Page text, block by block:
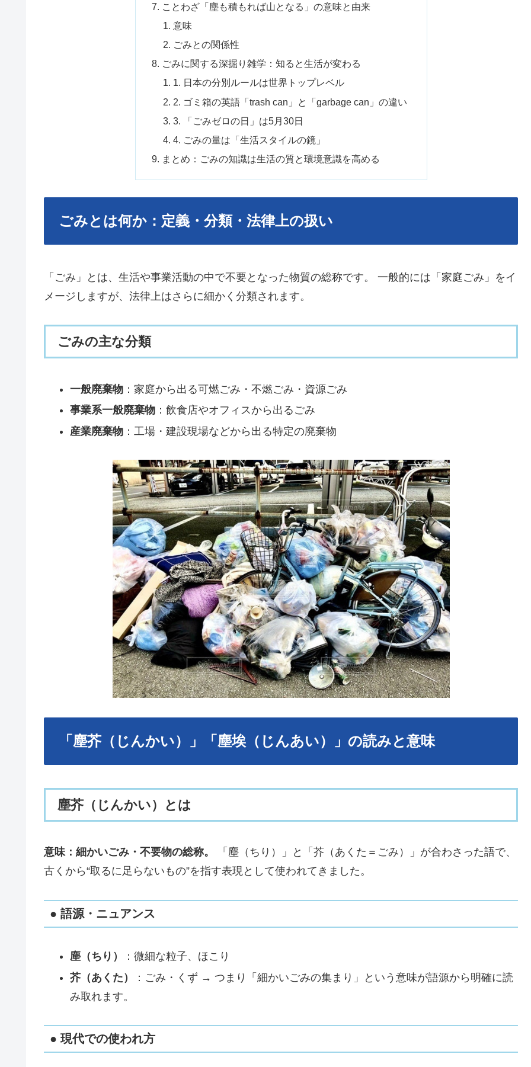
ことわざ「塵も積もれば山となる」の意味と由来
意味
ごみとの関係性
ごみに関する深掘り雑学：知ると生活が変わる
1. 日本の分別ルールは世界トップレベル
2. ゴミ箱の英語「trash can」と「garbage can」の違い
3. 「ごみゼロの日」は5月30日
4. ごみの量は「生活スタイルの鏡」
まとめ：ごみの知識は生活の質と環境意識を高める
ごみとは何か：定義・分類・法律上の扱い
「ごみ」とは、生活や事業活動の中で不要となった物質の総称です。 一般的には「家庭ごみ」をイ
メージしますが、法律上はさらに細かく分類されます。
ごみの主な分類
一般廃棄物：家庭から出る可燃ごみ・不燃ごみ・資源ごみ
事業系一般廃棄物：飲食店やオフィスから出るごみ
産業廃棄物：工場・建設現場などから出る特定の廃棄物
「塵芥（じんかい）」「塵埃（じんあい）」の読みと意味
塵芥（じんかい）とは
意味：細かいごみ・不要物の総称。
「塵（ちり）」と「芥（あくた＝ごみ）」が合わさった語で、
古くから“取るに足らないもの”を指す表現として使われてきました。
● 語源・ニュアンス
塵（ちり）
：微細な粒子、ほこり
芥（あくた）
：ごみ・くず → つまり「細かいごみの集まり」という意味が語源から明確に読
み取れます。
● 現代での使われ方